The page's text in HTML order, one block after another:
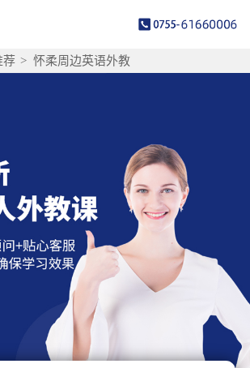
荐 > 怀柔周边英语外教